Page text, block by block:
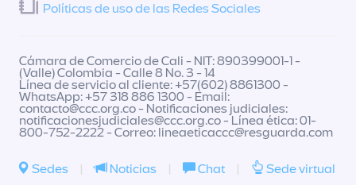
Políticas de uso de las Redes Sociales
Cámara de Comercio de Cali - NIT: 890399001-1 -
(Valle) Colombia - Calle 8 No. 3 - 14
Línea de servicio al cliente: +57(602) 8861300 -
WhatsApp: +57 318 886 1300 - Email:
contacto@ccc.org.co- Notificaciones judiciales:
notificacionesjudiciales@ccc.org.co- Línea ética: 01-
800-752-2222 - Correo: lineaeticaccc@resguarda.com
Sedes | Noticias | Chat | Sede virtual